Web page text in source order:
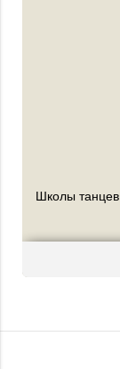
Школы танцев